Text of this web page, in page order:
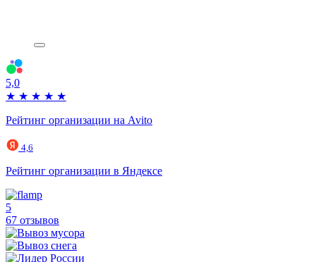
5,0
★ ★ ★ ★ ★
Рейтинг организации на Avito
4,6
Рейтинг организации в Яндексе
5
67 отзывов